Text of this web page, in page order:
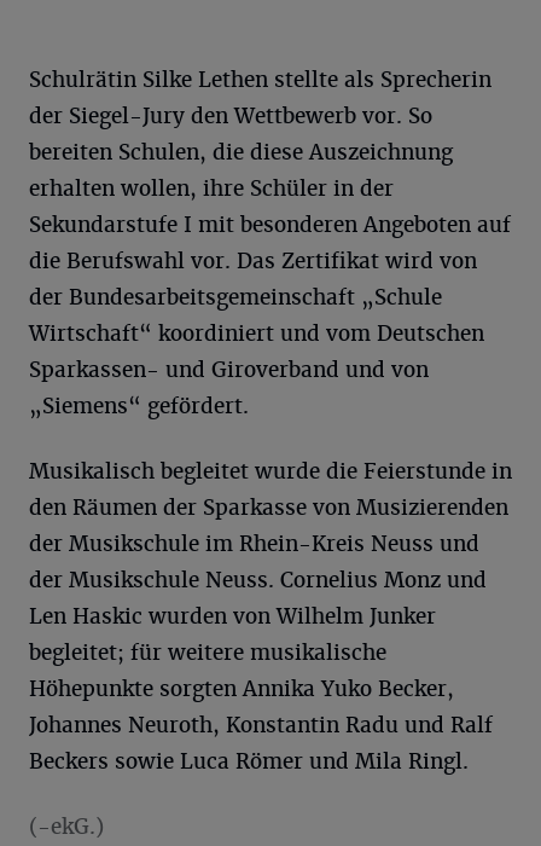
Schulrätin Silke Lethen stellte als Sprecherin
der Siegel-Jury den Wettbewerb vor. So
bereiten Schulen, die diese Auszeichnung
erhalten wollen, ihre Schüler in der
Sekundarstufe I mit besonderen Angeboten auf
die Berufswahl vor. Das Zertifikat wird von
der Bundesarbeitsgemeinschaft „Schule
Wirtschaft“ koordiniert und vom Deutschen
Sparkassen- und Giroverband und von
„Siemens“ gefördert.
Musikalisch begleitet wurde die Feierstunde in
den Räumen der Sparkasse von Musizierenden
der Musikschule im Rhein-Kreis Neuss und
der Musikschule Neuss. Cornelius Monz und
Len Haskic wurden von Wilhelm Junker
begleitet; für weitere musikalische
Höhepunkte sorgten Annika Yuko Becker,
Johannes Neuroth, Konstantin Radu und Ralf
Beckers sowie Luca Römer und Mila Ringl.
(-ekG.)